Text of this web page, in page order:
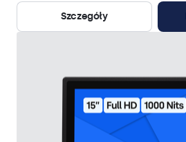
Szczegóły